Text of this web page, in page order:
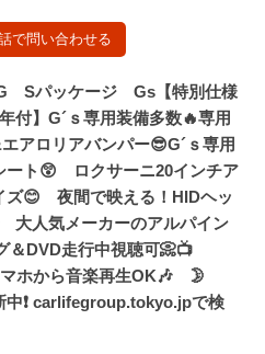
で問い合わせる
Sパッケージ Gs【特別仕様
付】G´ｓ専用装備多数🔥専用
アロリアバンパー😎G´ｓ専用
ート😲 ロクサーニ20インチア
ズ😊 夜間で映える！HIDヘッ
大人気メーカーのアルパイン
＆DVD走行中視聴可📀📺
ホから音楽再生OK🎶 🌛
❗ carlifegroup.tokyo.jpで検